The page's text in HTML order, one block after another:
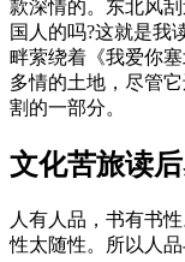
款深情的。东北风
国人的吗?这就是我
畔萦绕着《我爱你
多情的土地，尽管
割的一部分。
文化苦旅读
人有人品，书有书
性太随性。所以人品